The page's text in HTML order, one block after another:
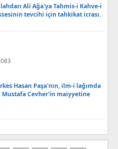
Ali Ağa'ya Tahmis-i Kahve-i
tevcihi için tahkikat icrası.
Hasan Paşa'nın, ilm-i lağımda
Mustafa Cevher'in maiyyetine